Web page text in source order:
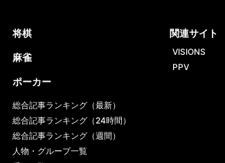
将棋
麻雀
ポーカー
総合記事ランキング（最新）
総合記事ランキング（24時間）
総合記事ランキング（週間）
人物・グループ一覧
関連サイト
VISIONS
PPV